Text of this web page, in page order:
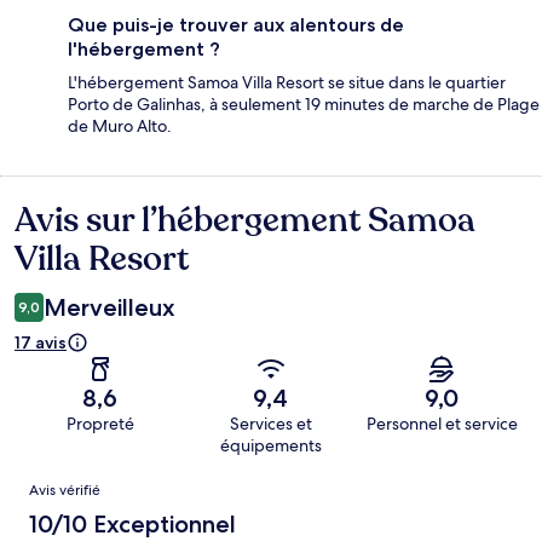
Que puis-je trouver aux alentours de
l'hébergement ?
L'hébergement Samoa Villa Resort se situe dans le quartier
Porto de Galinhas, à seulement 19 minutes de marche de Plage
de Muro Alto.
Avis
Avis sur l’hébergement Samoa
Villa Resort
9,0 Merveilleux
17 avis
8,6
Propreté
9,4
Services et
équipements
9,0
Personnel et service
Avis
Avis vérifié
10/10 Exceptionnel